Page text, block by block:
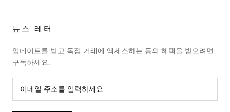
뉴스 레터
업데이트를 받고 독점 거래에 액세스하는 등의 혜택을 받으려면
구독하세요.